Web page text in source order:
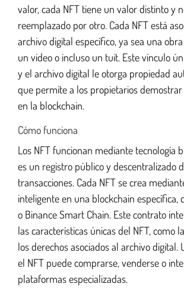
valor, cada NFT tiene un valor distinto y
reemplazado por otro. Cada NFT está
archivo digital específico, ya sea una
un video o incluso un tuit. Este vínculo
y el archivo digital le otorga propiedad
que permite a los propietarios
en la blockchain.
Cómo funciona
Los NFT funcionan mediante tecnología
es un registro público y descentralizado
transacciones. Cada NFT se crea
inteligente en una blockchain específica,
o Binance Smart Chain. Este contrato
las características únicas del NFT, como
los derechos asociados al archivo digital.
el NFT puede comprarse, venderse o
plataformas especializadas.